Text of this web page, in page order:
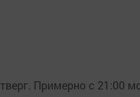
Примерно с 21:00